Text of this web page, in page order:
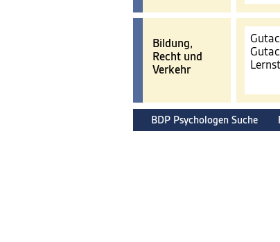
Bildung,
Recht und
Verkehr
BDP Psychologen Suche